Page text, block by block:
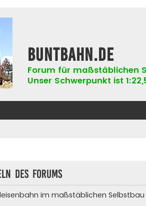
buntbahn.de
Forum für maßstäblichen
Unser Schwerpunkt ist
des Forums
im maßstäblichen Selbstbau